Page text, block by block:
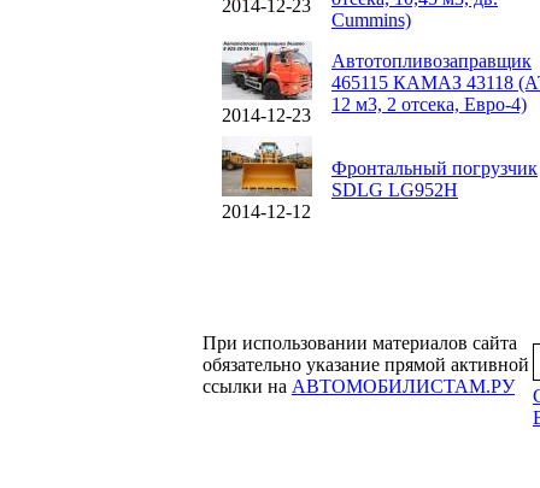
2014-12-23
Cummins)
2014-12-23
Автотопливозаправщик
465115 КАМАЗ 43118
12 м3, 2 отсека, Евро-4)
2014-12-12
Фронтальный погрузчик
SDLG LG952H
При использовании материалов сайта
обязательно указание прямой активной
ссылки на АВТОМОБИЛИСТАМ.РУ